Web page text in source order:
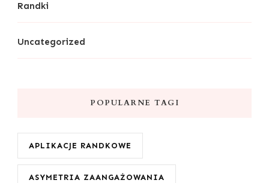
Randki
Uncategorized
POPULARNE TAGI
APLIKACJE RANDKOWE
ASYMETRIA ZAANGAŻOWANIA